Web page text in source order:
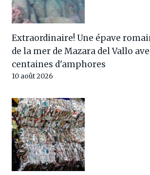
Extraordinaire! Une épave
de la mer de Mazara del Vallo
centaines d'amphores
10 août 2026